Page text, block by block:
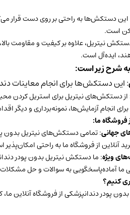
دستکش‌ها به راحتی بر روی دست قرار
است.
نیتریل، علاوه بر کیفیت و مقاومت
ایده‌آل است.
شرح زیر است:
: این دستکش‌ها برای انجام معاینات
از دستکش‌های نیتریل برای استریل کردن
انجام آزمایش‌ها، نمونه‌برداری و دیگر
ما:
: تمامی دستکش‌های نیتریل بدون
آنلاین از فروشگاه ما به راحتی
: ما دستکش نیتریل بدون پودر
ما آماده‌پاسخگویی به سوالات و حل
کنیم؟
پودر دندانپزشکی از فروشگاه آنلاین